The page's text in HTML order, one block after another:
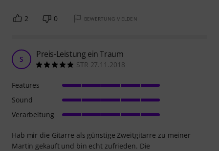
2 0 BEWERTUNG MELDEN
S Preis-Leistung ein Traum
STR 27.11.2018
Hab mir die Gitarre als günstige Zweitgitarre zu meiner
Martin gekauft und bin echt zufrieden. Die
Features
Sound
Verarbeitung